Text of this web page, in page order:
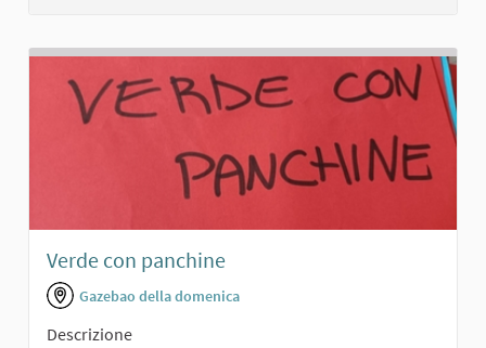
Verde con panchine
Gazebao della domenica
Descrizione